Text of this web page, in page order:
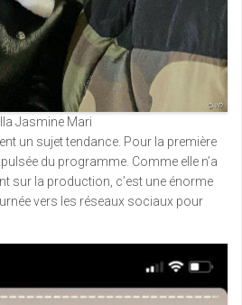
Jasmine Mari
un sujet tendance. Pour la première
du programme. Comme elle n’a
sur la production, c’est une énorme
vers les réseaux sociaux pour